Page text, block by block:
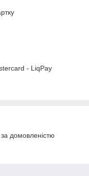
- LiqPay
домовленістю